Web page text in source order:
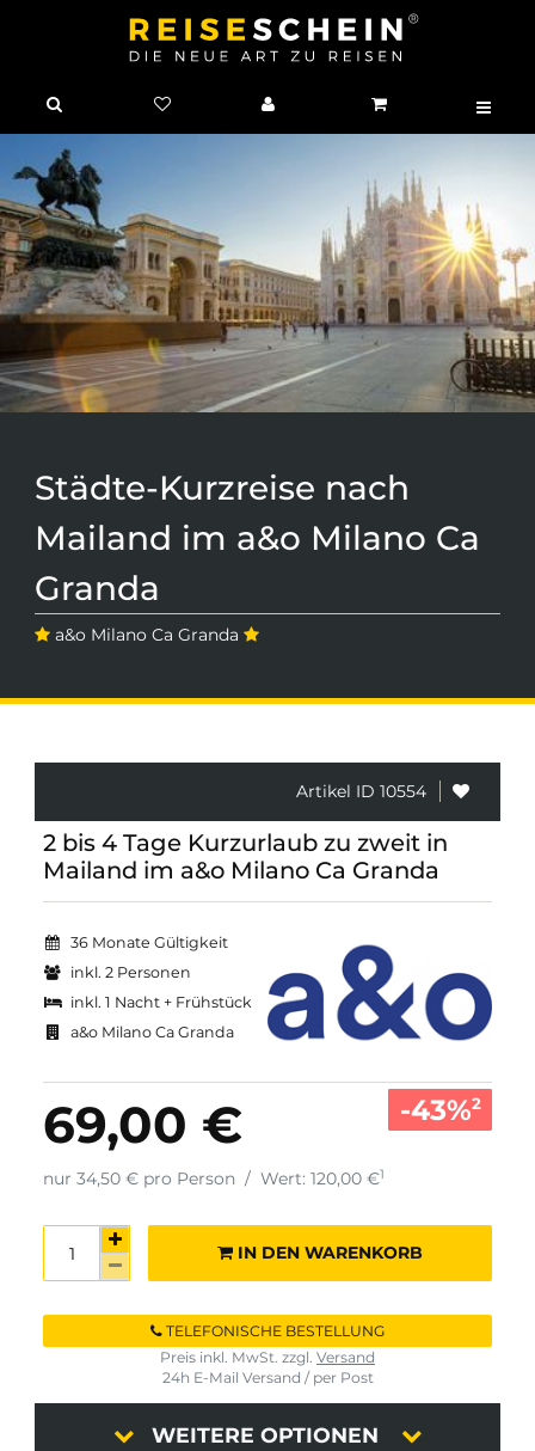
Städte-Kurzreise nach
Mailand im a&o Milano Ca
Granda
a&o Milano Ca Granda
Artikel ID 10554
2 bis 4 Tage Kurzurlaub zu zweit in
Mailand im a&o Milano Ca Granda
36 Monate Gültigkeit
inkl. 2 Personen
inkl. 1 Nacht + Frühstück
a&o Milano Ca Granda
69,00 € -43%2
nur 34,50 € pro Person / Wert: 120,00 €1
IN DEN WARENKORB
TELEFONISCHE BESTELLUNG
Preis inkl. MwSt. zzgl. Versand
24h E-Mail Versand / per Post
WEITERE OPTIONEN